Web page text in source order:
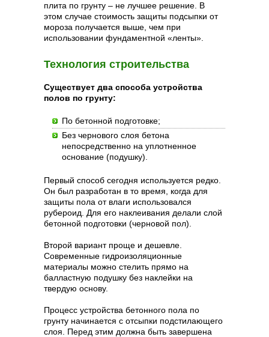
плита по грунту – не лучшее решение. В
этом случае стоимость защиты подсыпки от
мороза получается выше, чем при
использовании фундаментной «ленты».
Технология строительства
Существует два способа устройства
полов по грунту:
По бетонной подготовке;
Без чернового слоя бетона
непосредственно на уплотненное
основание (подушку).
Первый способ сегодня используется редко.
Он был разработан в то время, когда для
защиты пола от влаги использовался
рубероид. Для его наклеивания делали слой
бетонной подготовки (черновой пол).
Второй вариант проще и дешевле.
Современные гидроизоляционные
материалы можно стелить прямо на
балластную подушку без наклейки на
твердую основу.
Процесс устройства бетонного пола по
грунту начинается с отсыпки подстилающего
слоя. Перед этим должна быть завершена